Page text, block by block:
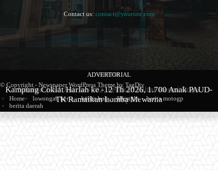
BERITA
Produk Kopi Premium Asal Wonodadi Ramaikan Blitarian
Expo 2026
BERITA
Sambut Hari Jadi ke-702, Pemkab Blitar Resmi Buka
Blitarian Expo
ADVERTORIAL
Kampung Coklat Harlah ke -12 Th 2026, 1.700 Anak PAUD-
TK Ramaikan Lomba Mewarna
Contact us: contact@yoursite.com
© Copyright - Newspaper WordPress Theme by TagDiv
Home
lowongan kerja berita bola lifestyle
berita motogp
berita daerah